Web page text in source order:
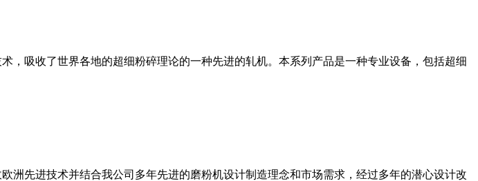
，吸收了世界各地的超细粉碎理论的一种先进的轧机。本系列产品是一种专业设备，包括超细
洲先进技术并结合我公司多年先进的磨粉机设计制造理念和市场需求，经过多年的潜心设计改